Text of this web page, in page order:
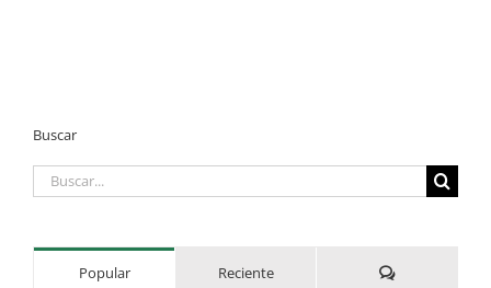
Buscar
Buscar:
Popular Reciente Comentarios